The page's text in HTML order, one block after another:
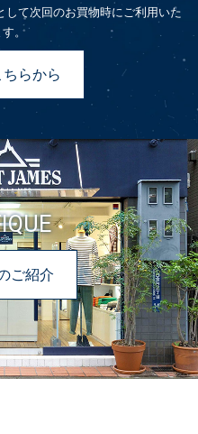
して次回のお買物時にご利用いた
す。
らから
ご紹介